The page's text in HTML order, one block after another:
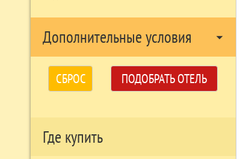
Дополнительные условия arrow_drop_down
СБРОС ПОДОБРАТЬ ОТЕЛЬ
Где купить